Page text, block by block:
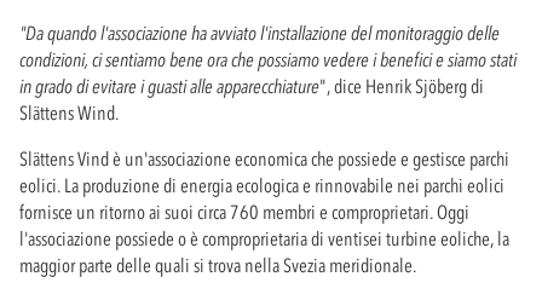
"Da quando l'associazione ha avviato l'installazione del monitoraggio delle
condizioni, ci sentiamo bene ora che possiamo vedere i benefici e siamo stati
in grado di evitare i guasti alle apparecchiature", dice Henrik Sjöberg di
Slättens Wind.
Slättens Vind è un'associazione economica che possiede e gestisce parchi
eolici. La produzione di energia ecologica e rinnovabile nei parchi eolici
fornisce un ritorno ai suoi circa 760 membri e comproprietari. Oggi
l'associazione possiede o è comproprietaria di ventisei turbine eoliche, la
maggior parte delle quali si trova nella Svezia meridionale.